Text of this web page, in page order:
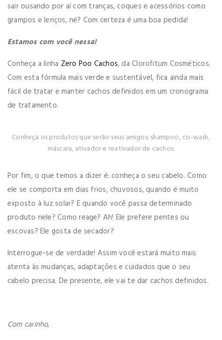
sair ousando por aí com tranças, coques e acessórios como
grampos e lenços, né? Com certeza é uma boa pedida!
Estamos com você nessa!
Conheça a linha Zero Poo Cachos, da Clorofitum Cosméticos.
Com esta fórmula mais verde e sustentável, fica ainda mais
fácil de tratar e manter cachos definidos em um cronograma
de tratamento.
Conheça os produtos que serão seus amigos: shampoo, co-wash,
máscara, ativador e reativador de cachos.
Por fim, o que temos a dizer é: conheça o seu cabelo. Como
ele se comporta em dias frios, chuvosos, quando é muito
exposto à luz solar? E quando você passa determinado
produto nele? Como reage? Ah! Ele prefere pentes ou
escovas? Ele gosta de secador?
Interrogue-se de verdade! Assim você estará muito mais
atenta às mudanças, adaptações e cuidados que o seu
cabelo precisa. De presente, ele vai te dar cachos definidos.
Com carinho,